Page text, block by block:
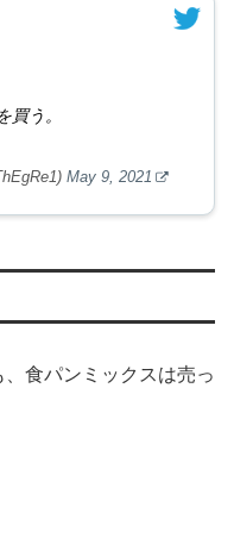
買う。
May 9, 2021
食パンミックスは売っ